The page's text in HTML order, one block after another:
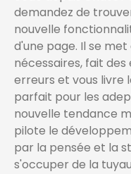
demandez de
nouvelle
d'une page. Il se
nécessaires, fait
erreurs et vous livre
parfait pour les
nouvelle tendance
pilote le
par la pensée et la
s'occuper de la